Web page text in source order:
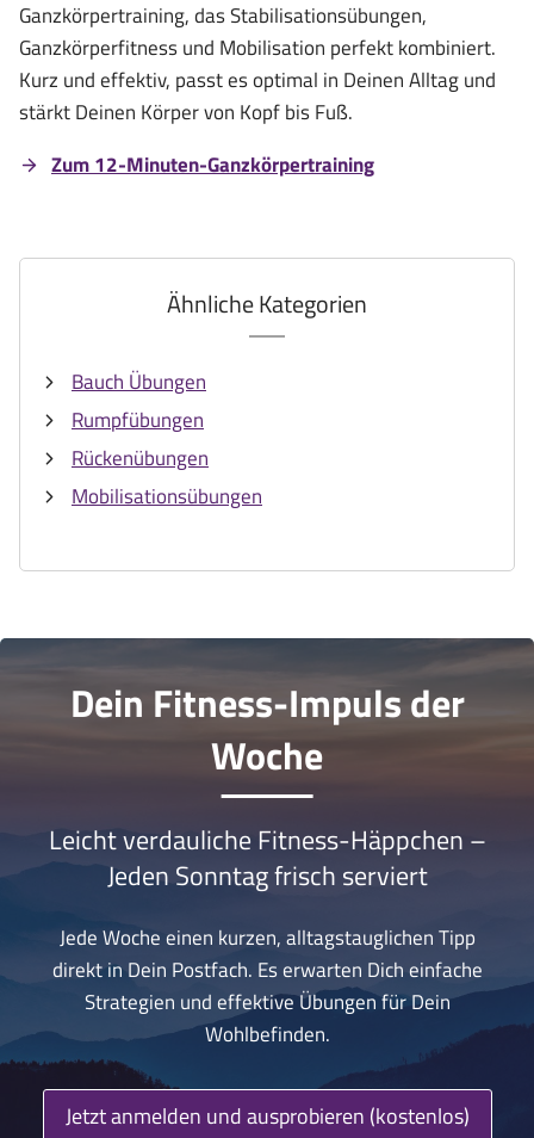
Ganzkörpertraining, das Stabilisationsübungen,
Ganzkörperfitness und Mobilisation perfekt kombiniert.
Kurz und effektiv, passt es optimal in Deinen Alltag und
stärkt Deinen Körper von Kopf bis Fuß.
Zum 12-Minuten-Ganzkörpertraining
Ähnliche Kategorien
Bauch Übungen
Rumpfübungen
Rückenübungen
Mobilisationsübungen
Dein Fitness-Impuls der
Woche
Leicht verdauliche Fitness-Häppchen –
Jeden Sonntag frisch serviert
Jede Woche einen kurzen, alltagstauglichen Tipp
direkt in Dein Postfach. Es erwarten Dich einfache
Strategien und effektive Übungen für Dein
Wohlbefinden.
Jetzt anmelden und ausprobieren (kostenlos)